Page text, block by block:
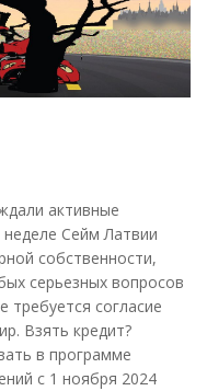
активные
Сейм Латвии
собственности,
серьезных вопросов
согласие
Взять кредит?
в программе
с 1 ноября 2024